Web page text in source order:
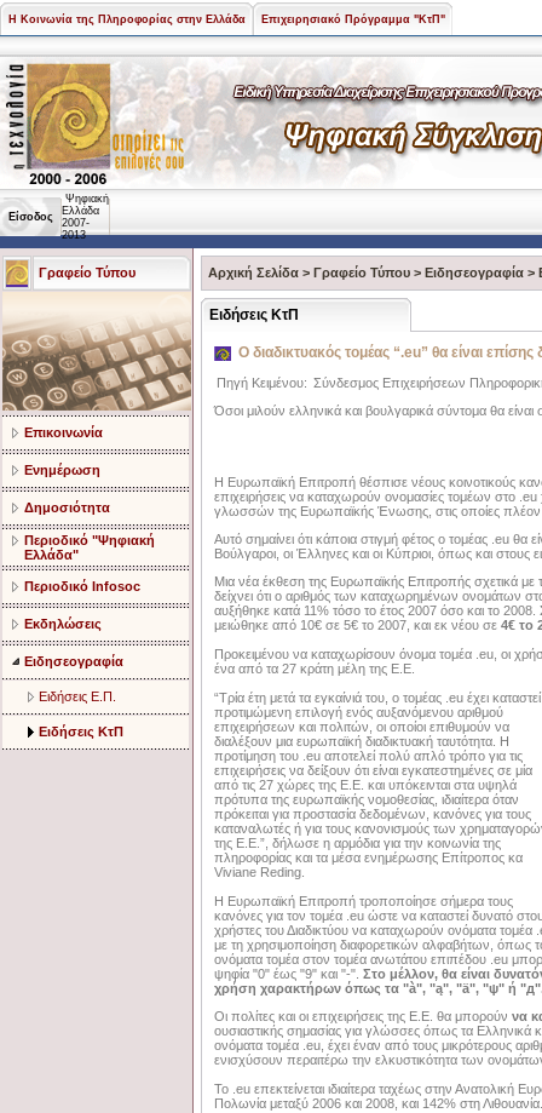
Η Κοινωνία της Πληροφορίας στην Ελλάδα Επιχειρησιακό Πρόγραμμα "ΚτΠ"
Είσοδος
Ψηφιακή
Ελλάδα
2007-
2013
Γραφείο Τύπου
Επικοινωνία
Ενημέρωση
Δημοσιότητα
Περιοδικό "Ψηφιακή
Ελλάδα"
Περιοδικό Infosoc
Εκδηλώσεις
Ειδησεογραφία
Ειδήσεις Ε.Π.
Ειδήσεις ΚτΠ
Αρχική Σελίδα > Γραφείο Τύπου > Ειδησεογραφία >
Ειδήσεις ΚτΠ
Ο διαδικτυακός τομέας “.eu” θα είναι
Πηγή Κειμένου: Σύνδεσμος Επιχειρήσεων
Όσοι μιλούν ελληνικά και βουλγαρικά σύντομα θα
Η Ευρωπαϊκή Επιτροπή θέσπισε νέους κοινοτικούς
επιχειρήσεις να καταχωρούν ονομασίες τομέων στο
γλωσσών της Ευρωπαϊκής Ένωσης, στις οποίες πλέον
Αυτό σημαίνει ότι κάποια στιγμή φέτος ο τομέας .eu θα
Βούλγαροι, οι Έλληνες και οι Κύπριοι, όπως και στους
Μια νέα έκθεση της Ευρωπαϊκής Επιτροπής σχετικά
δείχνει ότι ο αριθμός των καταχωρημένων ονομάτων
αυξήθηκε κατά 11% τόσο το έτος 2007 όσο και το
μειώθηκε από 10€ σε 5€ το 2007, και εκ νέου σε 4€ το
Προκειμένου να καταχωρίσουν όνομα τομέα .eu, οι
ένα από τα 27 κράτη μέλη της Ε.Ε.
“Τρία έτη μετά τα εγκαίνιά του, ο τομέας .eu έχει καταστεί
προτιμώμενη επιλογή ενός αυξανόμενου αριθμού
επιχειρήσεων και πολιτών, οι οποίοι επιθυμούν να
διαλέξουν μια ευρωπαϊκή διαδικτυακή ταυτότητα. Η
προτίμηση του .eu αποτελεί πολύ απλό τρόπο για τις
επιχειρήσεις να δείξουν ότι είναι εγκατεστημένες σε μία
από τις 27 χώρες της Ε.Ε. και υπόκεινται στα υψηλά
πρότυπα της ευρωπαϊκής νομοθεσίας, ιδιαίτερα όταν
πρόκειται για προστασία δεδομένων, κανόνες για τους
καταναλωτές ή για τους κανονισμούς των
της Ε.Ε.”, δήλωσε η αρμόδια για την κοινωνία της
πληροφορίας και τα μέσα ενημέρωσης Επίτροπος κα
Viviane Reding.
Η Ευρωπαϊκή Επιτροπή τροποποίησε σήμερα τους
κανόνες για τον τομέα .eu ώστε να καταστεί δυνατό
χρήστες του Διαδικτύου να καταχωρούν ονόματα τομέα
με τη χρησιμοποίηση διαφορετικών αλφαβήτων, όπως
ονόματα τομέα στον τομέα ανωτάτου επιπέδου .eu
ψηφία "0" έως "9" και "-". Στο μέλλον, θα είναι
χρήση χαρακτήρων όπως τα "à", "ą", "ä", "ψ" ή
Οι πολίτες και οι επιχειρήσεις της Ε.Ε. θα μπορούν να
ουσιαστικής σημασίας για γλώσσες όπως τα
ονόματα τομέα .eu, έχει έναν από τους μικρότερους
ενισχύσουν περαιτέρω την ελκυστικότητα των
Το .eu επεκτείνεται ιδιαίτερα ταχέως στην
Πολωνία μεταξύ 2006 και 2008, και 142% στη Λιθουανία.